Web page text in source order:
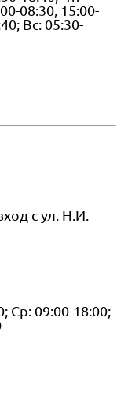
08:30, 15:00-
Вс: 05:30-
с ул. Н.И.
Ср: 09:00-18:00;